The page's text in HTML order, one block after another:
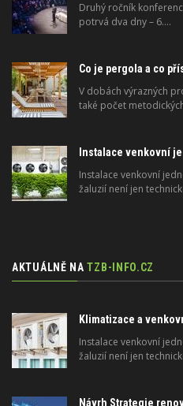
Druhý ročník
potrvá dva dny – 6.…
V dobách výrazných
také počet
Instalace venkovní
žaluzií není jen
AKTUÁLNĚ NA TZB-INFO.CZ
Instalace venkovní
žaluzií není jen